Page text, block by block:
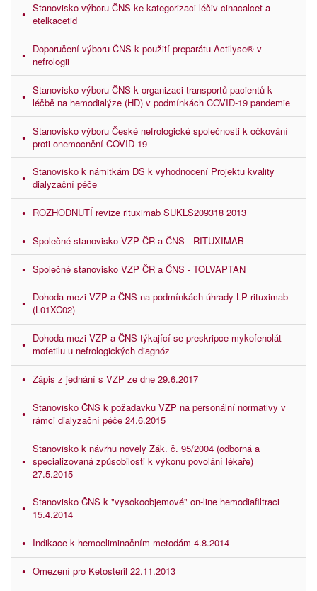
Stanovisko výboru ČNS ke kategorizaci léčiv cinacalcet a
etelkacetid
Doporučení výboru ČNS k použití preparátu Actilyse® v
nefrologii
Stanovisko výboru ČNS k organizaci transportů pacientů k
léčbě na hemodialýze (HD) v podmínkách COVID-19 pandemie
Stanovisko výboru České nefrologické společnosti k očkování
proti onemocnění COVID-19
Stanovisko k námitkám DS k vyhodnocení Projektu kvality
dialyzační péče
ROZHODNUTÍ revize rituximab SUKLS209318 2013
Společné stanovisko VZP ČR a ČNS - RITUXIMAB
Společné stanovisko VZP ČR a ČNS - TOLVAPTAN
Dohoda mezi VZP a ČNS na podmínkách úhrady LP rituximab
(L01XC02)
Dohoda mezi VZP a ČNS týkající se preskripce mykofenolát
mofetilu u nefrologických diagnóz
Zápis z jednání s VZP ze dne 29.6.2017
Stanovisko ČNS k požadavku VZP na personální normativy v
rámci dialyzační péče 24.6.2015
Stanovisko k návrhu novely Zák. č. 95/2004 (odborná a
specializovaná způsobilosti k výkonu povolání lékaře)
27.5.2015
Stanovisko ČNS k "vysokoobjemové" on-line hemodiafiltraci
15.4.2014
Indikace k hemoeliminačním metodám 4.8.2014
Omezení pro Ketosteril 22.11.2013